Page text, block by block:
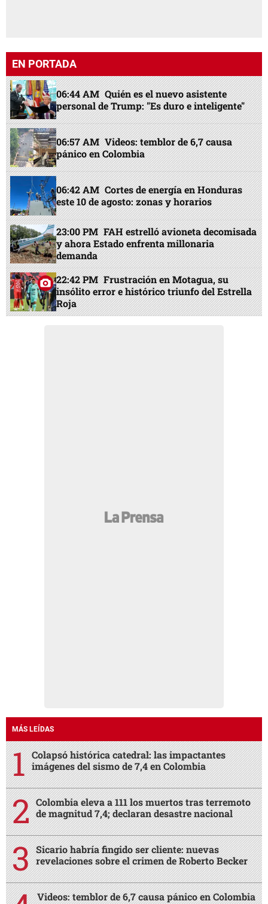
EN PORTADA
06:44 AM Quién es el nuevo asistente
personal de Trump: "Es duro e inteligente"
06:57 AM Videos: temblor de 6,7 causa
pánico en Colombia
06:42 AM Cortes de energía en Honduras
este 10 de agosto: zonas y horarios
23:00 PM FAH estrelló avioneta decomisada
y ahora Estado enfrenta millonaria
demanda
22:42 PM Frustración en Motagua, su
insólito error e histórico triunfo del Estrella
Roja
MÁS LEÍDAS
Colapsó histórica catedral: las impactantes
imágenes del sismo de 7,4 en Colombia
Colombia eleva a 111 los muertos tras terremoto
de magnitud 7,4; declaran desastre nacional
Sicario habría fingido ser cliente: nuevas
revelaciones sobre el crimen de Roberto Becker
Videos: temblor de 6,7 causa pánico en Colombia